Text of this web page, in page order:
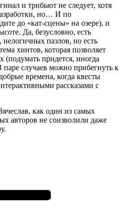
и трибьют не следует, хотя
но… И по
до «кат-сцены» на озере), и
Да, безусловно, есть
нелогичных пазлов, но есть
хинтов, которая позволяет
(подумать придется, иногда
случаев можно прибегнуть к
времена, когда квесты
рассказами с
как один из самых
авторов не соизволили даже